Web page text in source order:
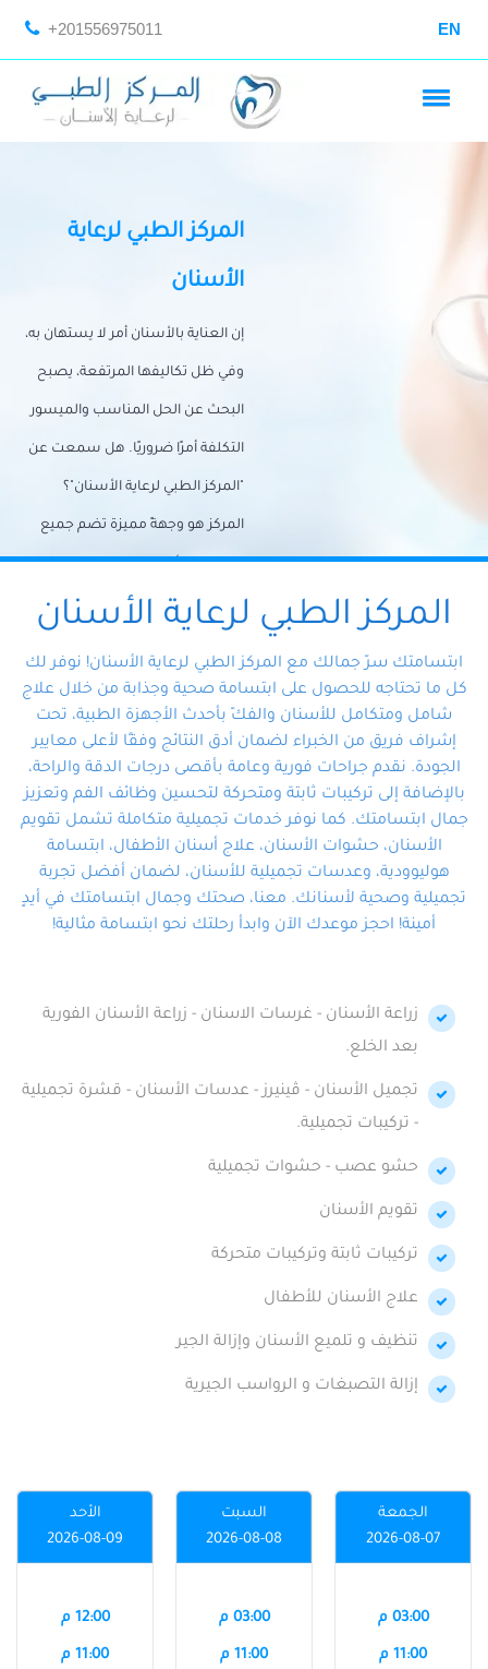
+201556975011 EN
المركز الطبي لرعاية
الأسنان
إن العناية بالأسنان أمر لا يستهان به،
وفي ظل تكاليفها المرتفعة، يصبح
البحث عن الحل المناسب والميسور
التكلفة أمرًا ضروريًا. هل سمعت عن
"المركز الطبي لرعاية الأسنان"؟
المركز هو وجهةً مميزة تضم جميع
احتياجات الأسنان تحت سقف واحد،
وتضمن لك حلاً شاملًا لجميع
المتخصص ذوي الخبرة، ستجد نفسك
في أيد أمينة تلبي احتياجاتك بكل
احترافية ودقة.
المركز الطبي لرعاية الأسنان
ابتسامتك سرّ جمالك مع المركز الطبي لرعاية الأسنان! نوفر لك
كل ما تحتاجه للحصول على ابتسامة صحية وجذابة من خلال علاج
شامل ومتكامل للأسنان والفكّ بأحدث الأجهزة الطبية، تحت
إشراف فريق من الخبراء لضمان أدق النتائج وفقًا لأعلى معايير
الجودة. نقدم جراحات فورية وعامة بأقصى درجات الدقة والراحة،
بالإضافة إلى تركيبات ثابتة ومتحركة لتحسين وظائف الفم وتعزيز
جمال ابتسامتك. كما نوفر خدمات تجميلية متكاملة تشمل تقويم
الأسنان، حشوات الأسنان، علاج أسنان الأطفال، ابتسامة
هوليوودية، وعدسات تجميلية للأسنان، لضمان أفضل تجربة
تجميلية وصحية لأسنانك. معنا، صحتك وجمال ابتسامتك في أيدٍ
أمينة! احجز موعدك الآن وابدأ رحلتك نحو ابتسامة مثالية!
زراعة الأسنان - غرسات الاسنان - زراعة الأسنان الفورية
بعد الخلع.
تجميل الأسنان - ڤينيرز - عدسات الأسنان - قشرة تجميلية
- تركيبات تجميلية.
حشو عصب - حشوات تجميلية
تقويم الأسنان
تركيبات ثابتة وتركيبات متحركة
علاج الأسنان للأطفال
تنظيف و تلميع الأسنان وإزالة الجير
إزالة التصبغات و الرواسب الجيرية
الجمعة
2026-08-07
03:00 م
11:00 م
السبت
2026-08-08
03:00 م
11:00 م
الأحد
2026-08-09
12:00 م
11:00 م